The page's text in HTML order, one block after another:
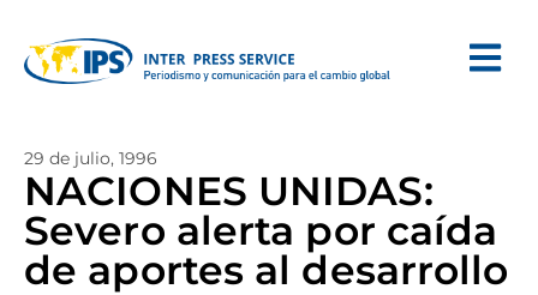
29 de julio, 1996
NACIONES UNIDAS:
Severo alerta por caída
de aportes al desarrollo